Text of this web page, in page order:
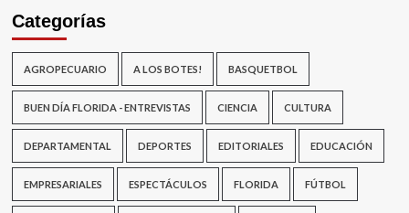
Categorías
AGROPECUARIO A LOS BOTES! BASQUETBOL
BUEN DÍA FLORIDA - ENTREVISTAS CIENCIA CULTURA
DEPARTAMENTAL DEPORTES EDITORIALES EDUCACIÓN
EMPRESARIALES ESPECTÁCULOS FLORIDA FÚTBOL